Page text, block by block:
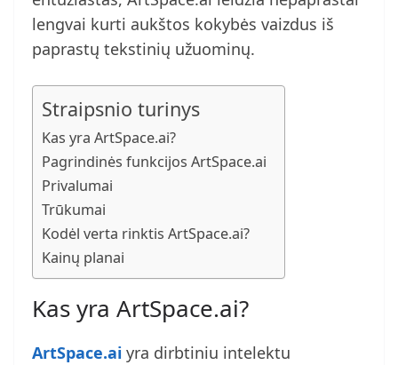
lengvai kurti aukštos kokybės vaizdus iš
paprastų tekstinių užuominų.
Straipsnio turinys
Kas yra ArtSpace.ai?
Pagrindinės funkcijos ArtSpace.ai
Privalumai
Trūkumai
Kodėl verta rinktis ArtSpace.ai?
Kainų planai
Kas yra ArtSpace.ai?
ArtSpace.ai yra dirbtiniu intelektu